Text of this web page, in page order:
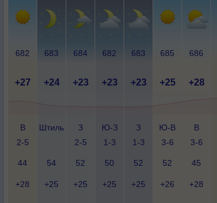
682 683 684 682 683 685 686
+27 +24 +23 +23 +23 +25 +28
В
2-5
Штиль
З
2-5
Ю-З
1-3
З
1-3
Ю-В
3-6
В
3-6
44 54 52 50 52 52 45
+28 +25 +25 +25 +25 +26 +28